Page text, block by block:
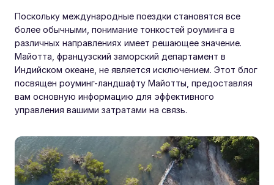
Поскольку международные поездки становятся все
более обычными, понимание тонкостей роуминга в
различных направлениях имеет решающее значение.
Майотта, французский заморский департамент в
Индийском океане, не является исключением. Этот блог
посвящен роуминг-ландшафту Майотты, предоставляя
вам основную информацию для эффективного
управления вашими затратами на связь.